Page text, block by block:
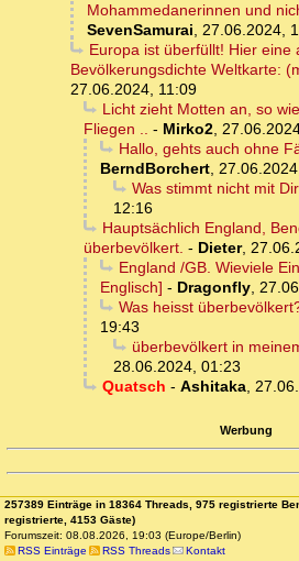
Mohammedanerinnen und
SevenSamurai, 27.06.2024,
Europa ist überfüllt! Hier eine
Bevölkerungsdichte Weltkarte:
27.06.2024, 11:09
Licht zieht Motten an, so
Fliegen .. - Mirko2,
Hallo, gehts auch ohne
BerndBorchert,
Was stimmt nicht mit
12:16
Hauptsächlich England,
überbevölkert. - Dieter,
England /GB. Wieviele
Englisch] - Dragonfly,
Was heisst
19:43
überbevölkert in
28.06.2024, 01:23
Quatsch - Ashitaka,
Werbung
257389 Einträge in 18364 Threads, 975 registrierte
registrierte, 4153 Gäste)
Forumszeit: 08.08.2026, 19:03 (Europe/Berlin)
RSS Einträge
RSS Threads Kontakt